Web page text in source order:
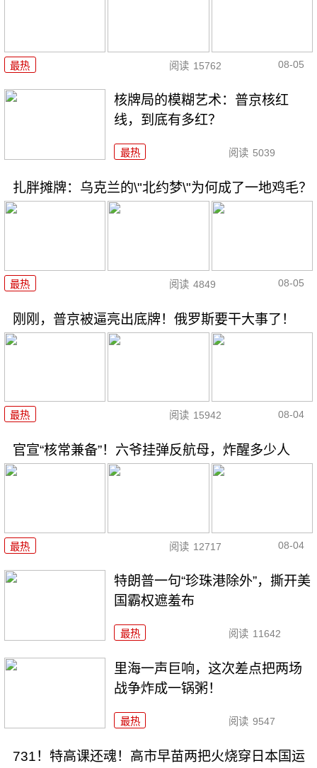
最热 阅读 15762 08-05
核牌局的模糊艺术：普京核红
线，到底有多红？
最热 阅读 5039
扎胖摊牌：乌克兰的\"北约梦\"为何成了一地鸡毛？
最热 阅读 4849 08-05
刚刚，普京被逼亮出底牌！俄罗斯要干大事了！
最热 阅读 15942 08-04
官宣“核常兼备”！六爷挂弹反航母，炸醒多少人
最热 阅读 12717 08-04
特朗普一句“珍珠港除外”，撕开美
国霸权遮羞布
最热 阅读 11642
里海一声巨响，这次差点把两场
战争炸成一锅粥！
最热 阅读 9547
731！特高课还魂！高市早苗两把火烧穿日本国运